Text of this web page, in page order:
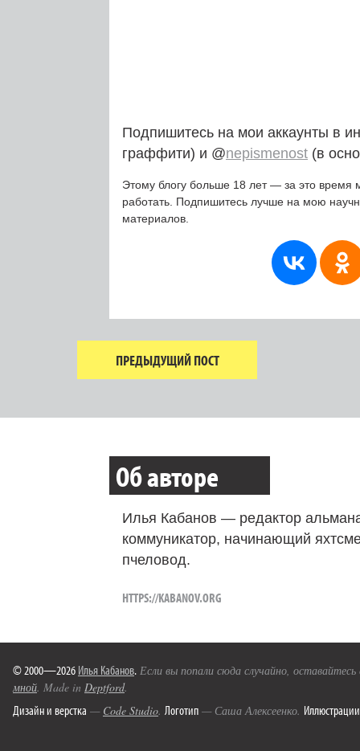
Подпишитесь на мои аккаунты в
граффити) и @nepismenost (в
Этому блогу больше 18 лет — за это время
работать. Подпишитесь лучше на мою
материалов.
ПРЕДЫДУЩИЙ ПОСТ
Об авторе
Илья Кабанов — редактор
коммуникатор, начинающий
пчеловод.
HTTPS://KABANOV.ORG
© 2000—2026 Илья Кабанов. Если вы попали сюда случайно,
мной. Made in Deptford.
Дизайн и верстка — Code Studio. Логотип — Саша Алексеенко. Иллюстрации